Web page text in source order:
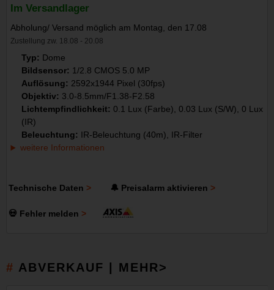
Im Versandlager
Abholung/ Versand möglich am Montag, den 17.08
Zustellung zw. 18.08 - 20.08
Typ: Dome
Bildsensor: 1/2.8 CMOS 5.0 MP
Auflösung: 2592x1944 Pixel (30fps)
Objektiv: 3.0-8.5mm/F1.38-F2.58
Lichtempfindlichkeit: 0.1 Lux (Farbe), 0.03 Lux (S/W), 0 Lux
(IR)
Beleuchtung: IR-Beleuchtung (40m), IR-Filter
weitere Informationen
Technische Daten 🔔 Preisalarm aktivieren
💀 Fehler melden
ABVERKAUF | MEHR>